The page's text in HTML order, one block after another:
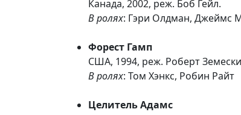
Канада, 2002, реж. Боб Гейл.
В ролях: Гэри Олдман, Джеймс
Форест Гамп
США, 1994, реж. Роберт
В ролях: Том Хэнкс, Робин Райт
Целитель Адамс